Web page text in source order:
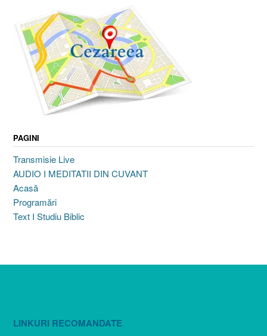
PAGINI
Transmisie Live
AUDIO I MEDITATII DIN CUVANT
Acasă
Programări
Text I Studiu Biblic
LINKURI RECOMANDATE